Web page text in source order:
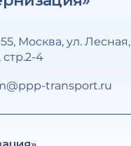
Москва, ул. Лесная,
стр.2-4
transport.ru